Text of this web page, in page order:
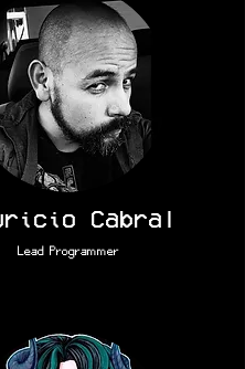
Cabral
Lead Programmer